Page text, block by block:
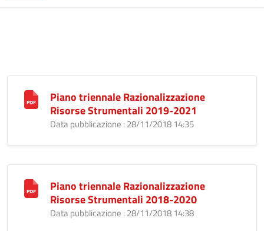
Piano triennale Razionalizzazione
Risorse Strumentali 2019-2021
Data pubblicazione : 28/11/2018 14:35
Piano triennale Razionalizzazione
Risorse Strumentali 2018-2020
Data pubblicazione : 28/11/2018 14:38